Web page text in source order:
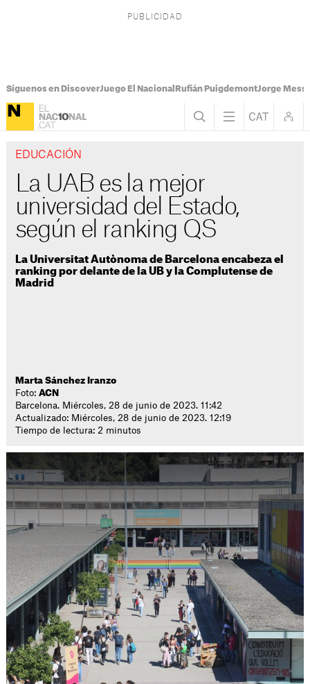
Síguenos en DiscoverJuego El Nacional Rufián PuigdemontJorge Messi
EDUCACIÓN
La UAB es la mejor
universidad del Estado,
según el ranking QS
La Universitat Autònoma de Barcelona encabeza el
ranking por delante de la UB y la Complutense de
Madrid
Marta Sánchez Iranzo
Foto:ACN
Barcelona. Miércoles, 28 de junio de 2023. 11:42
Actualizado: Miércoles, 28 de junio de 2023. 12:19
Tiempo de lectura: 2 minutos